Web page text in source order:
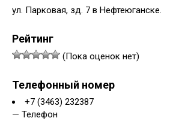
ул. Парковая, зд. 7 в Нефтеюганске.
Рейтинг
(Пока оценок нет)
Телефонный номер
+7 (3463) 232387
— Телефон